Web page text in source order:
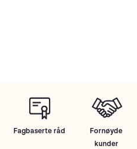
Fagbaserte råd
Fornøyde
kunder